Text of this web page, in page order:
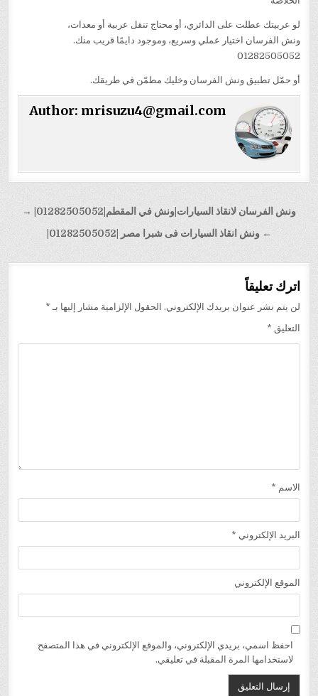
لو عربيتك عطلت على الدائري، أو محتاج تنقل عربية أو معدات،
ونش الفرسان اختيار عملي وسريع، وموجود دايمًا قريب منك.
01282505052
أو حمّل تطبيق ونش الفرسان وخليك مطمّن في طريقك.
Author: mrisuzu4@gmail.com
تصفّح
المقالات
ونش الفرسان لانقاذ السيارات|ونش في المقطم|01282505052| →
← ونش انقاذ السيارات فى شبرا مصر |01282505052|
اترك تعليقاً
لن يتم نشر عنوان بريدك الإلكتروني. الحقول الإلزامية مشار إليها بـ *
التعليق *
الاسم *
البريد الإلكتروني *
الموقع الإلكتروني
احفظ اسمي، بريدي الإلكتروني، والموقع الإلكتروني في هذا المتصفح
لاستخدامها المرة المقبلة في تعليقي.